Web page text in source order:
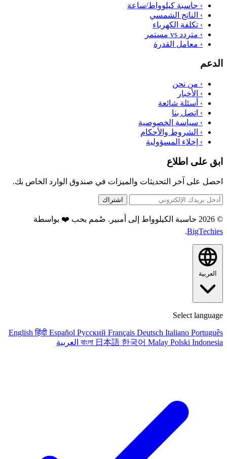
› حاسبة كيلوواط/ساعة
› الناتج الشمسي
› تكلفة الكهرباء
› متردد vs مستمر
› معامل القدرة
الدعم
› من نحن
› الأخبار
› أسئلة شائعة
› اتصل بنا
› سياسة الخصوصية
› الشروط والأحكام
› إخلاء المسؤولية
ابق على اطلاع
احصل على آخر التحديثات والميزات في صندوق الوارد الخاص بك.
اشتراك
© 2026 حاسبة الكيلوواط إلى أمبير. صُمم بحب ❤️ بواسطة
BigTechies
.
العربية
Select language
English हिंदी Español Русский Français Deutsch Italiano Português
বাংলা 日本語 한국어 Malay Polski Indonesia العربية